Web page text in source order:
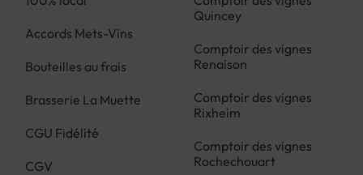
Accords Mets-Vins
Bouteilles au frais
Brasserie La Muette
CGU Fidélité
CGV
Quincey
Comptoir des vignes
Renaison
Comptoir des vignes
Rixheim
Comptoir des vignes
Rochechouart